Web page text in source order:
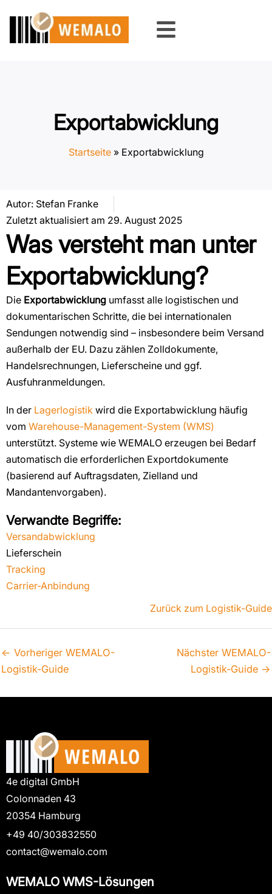
springen
Exportabwicklung
Startseite» Exportabwicklung
Autor: Stefan Franke
Zuletzt aktualisiert am 29. August 2025
Was versteht man unter
Exportabwicklung?
Die Exportabwicklung umfasst alle logistischen und
dokumentarischen Schritte, die bei internationalen
Sendungen notwendig sind – insbesondere beim Versand
außerhalb der EU. Dazu zählen Zolldokumente,
Handelsrechnungen, Lieferscheine und ggf.
Ausfuhranmeldungen.
In der Lagerlogistik wird die Exportabwicklung häufig
vom Warehouse-Management-System (WMS)
unterstützt. Systeme wie WEMALO erzeugen bei Bedarf
automatisch die erforderlichen Exportdokumente
(basierend auf Auftragsdaten, Zielland und
Mandantenvorgaben).
Verwandte Begriffe:
Versandabwicklung
Lieferschein
Tracking
Carrier-Anbindung
Zurück zum Logistik-Guide
← Vorheriger WEMALO-
Logistik-Guide
Nächster WEMALO-
Logistik-Guide →
4e digital GmbH
Colonnaden 43
20354 Hamburg
+49 40/303832550
contact@wemalo.com
WEMALO WMS-Lösungen